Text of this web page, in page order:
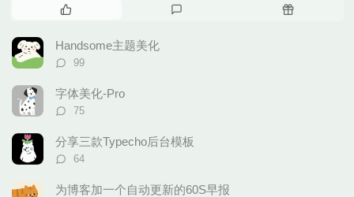
热
文
章
随
Handsome主题美化
评
数：
99
字体美化-Pro
评
数：
75
分享三款Typecho后台模板
评
数：
64
为博客加一个自动更新的60S早报